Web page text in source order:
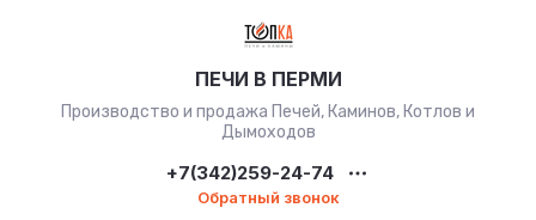
ПЕЧИ В ПЕРМИ
Производство и продажа Печей, Каминов, Котлов и
Дымоходов
+7(342)259-24-74
Обратный звонок